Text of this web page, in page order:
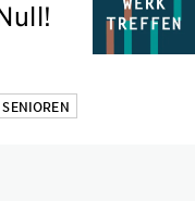
SENIOREN